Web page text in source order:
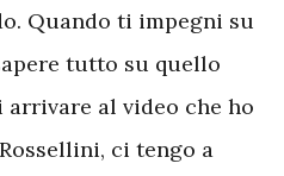
Quando ti impegni su
tutto su quello
arrivare al video che ho
ci tengo a